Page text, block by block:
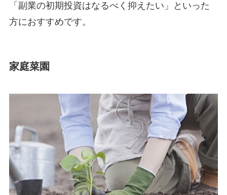
「副業の初期投資はなるべく抑えたい」といった
方におすすめです。
家庭菜園